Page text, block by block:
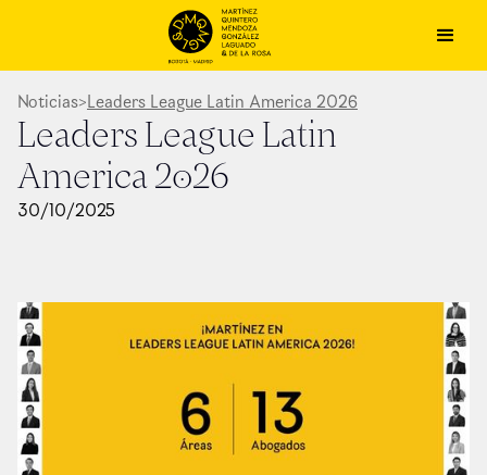
Noticias>Leaders League Latin America 2026
Leaders League Latin
America 2026
30/10/2025